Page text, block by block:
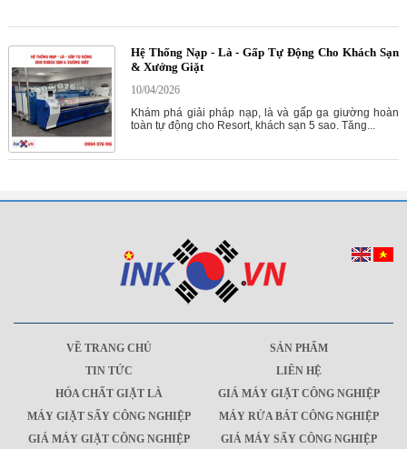
Hệ Thống Nạp - Là - Gấp Tự Động Cho Khách Sạn
& Xưởng Giặt
10/04/2026
Khám phá giải pháp nạp, là và gấp ga giường hoàn
toàn tự động cho Resort, khách sạn 5 sao. Tăng...
VỀ TRANG CHỦ
SẢN PHẨM
TIN TỨC
LIÊN HỆ
HÓA CHẤT GIẶT LÀ
GIÁ MÁY GIẶT CÔNG NGHIỆP
MÁY GIẶT SẤY CÔNG NGHIỆP
MÁY RỬA BÁT CÔNG NGHIỆP
GIÁ MÁY GIẶT CÔNG NGHIỆP
GIÁ MÁY SẤY CÔNG NGHIỆP